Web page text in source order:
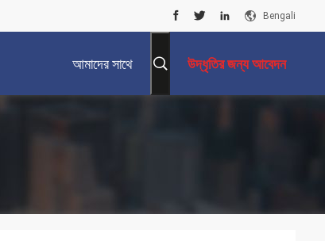
Bengali
আমাদের সাথে উদ্ধৃতির জন্য আবেদন